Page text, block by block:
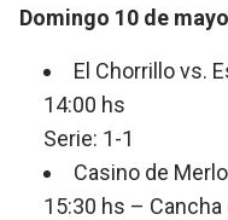
Domingo 10 de mayo
El Chorrillo vs.
14:00 hs
Serie: 1-1
Casino de
15:30 hs – Cancha